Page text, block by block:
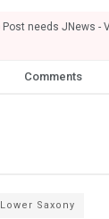
Post needs JNews -
Comments
Saxony